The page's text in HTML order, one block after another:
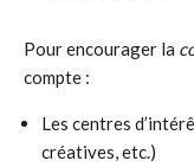
Pour encourager la
compte :
Les centres
créatives, etc.)